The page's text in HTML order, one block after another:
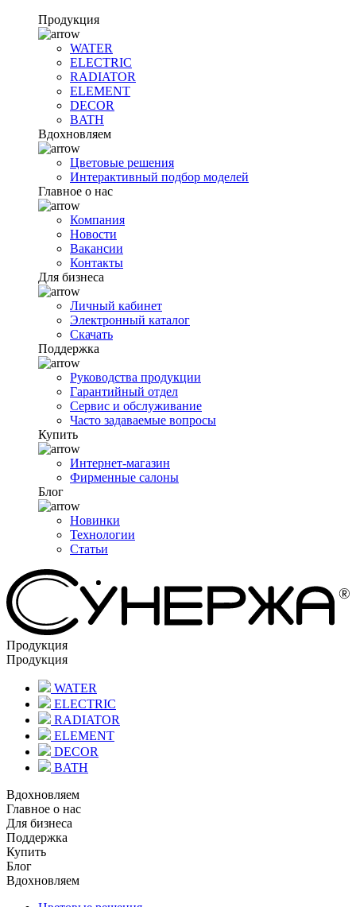
Продукция
WATER
ELECTRIC
RADIATOR
ELEMENT
DECOR
BATH
Вдохновляем
Цветовые решения
Интерактивный подбор моделей
Главное о нас
Компания
Новости
Вакансии
Контакты
Для бизнеса
Личный кабинет
Электронный каталог
Скачать
Поддержка
Руководства продукции
Гарантийный отдел
Сервис и обслуживание
Часто задаваемые вопросы
Купить
Интернет-магазин
Фирменные салоны
Блог
Новинки
Технологии
Статьи
Продукция
Продукция
WATER
ELECTRIC
RADIATOR
ELEMENT
DECOR
BATH
Вдохновляем
Главное о нас
Для бизнеса
Поддержка
Купить
Блог
Вдохновляем